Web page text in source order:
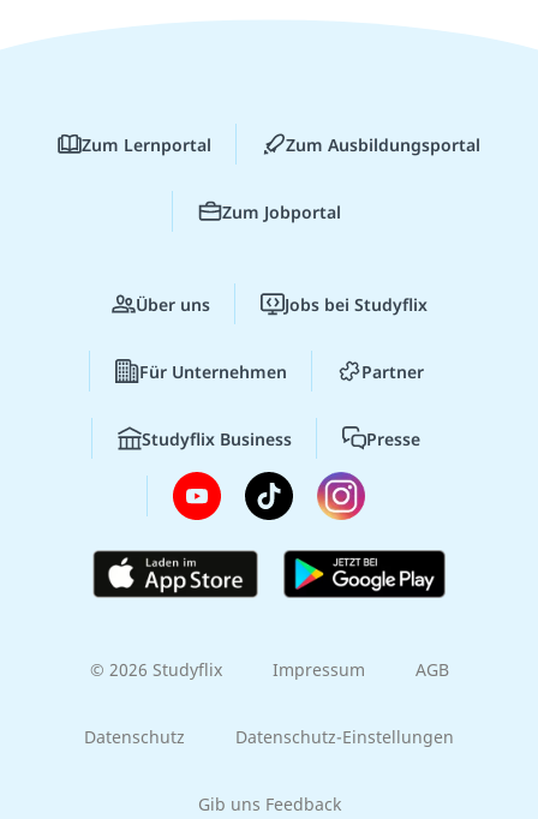
Zum Lernportal Zum Ausbildungsportal
Zum Jobportal
Über uns Jobs bei Studyflix
Für Unternehmen Partner
Studyflix Business Presse
© 2026 Studyflix Impressum AGB
Datenschutz Datenschutz-Einstellungen
Gib uns Feedback